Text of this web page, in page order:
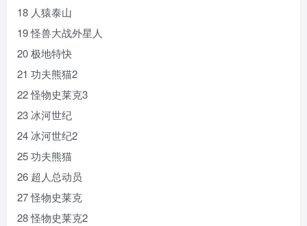
18 人猿泰山
19 怪兽大战外星人
20 极地特快
21 功夫熊猫2
22 怪物史莱克3
23 冰河世纪
24 冰河世纪2
25 功夫熊猫
26 超人总动员
27 怪物史莱克
28 怪物史莱克2